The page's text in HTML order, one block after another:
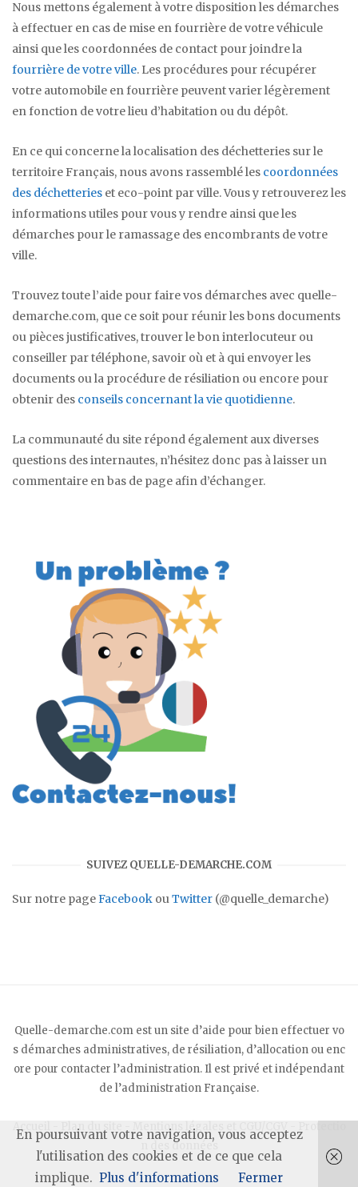
Nous mettons également à votre disposition les démarches
à effectuer en cas de mise en fourrière de votre véhicule
ainsi que les coordonnées de contact pour joindre la
fourrière de votre ville. Les procédures pour récupérer
votre automobile en fourrière peuvent varier légèrement
en fonction de votre lieu d’habitation ou du dépôt.
En ce qui concerne la localisation des déchetteries sur le
territoire Français, nous avons rassemblé les coordonnées
des déchetteries et eco-point par ville. Vous y retrouverez les
informations utiles pour vous y rendre ainsi que les
démarches pour le ramassage des encombrants de votre
ville.
Trouvez toute l’aide pour faire vos démarches avec quelle-
demarche.com, que ce soit pour réunir les bons documents
ou pièces justificatives, trouver le bon interlocuteur ou
conseiller par téléphone, savoir où et à qui envoyer les
documents ou la procédure de résiliation ou encore pour
obtenir des conseils concernant la vie quotidienne.
La communauté du site répond également aux diverses
questions des internautes, n’hésitez donc pas à laisser un
commentaire en bas de page afin d’échanger.
SUIVEZ QUELLE-DEMARCHE.COM
Sur notre pageFacebook ouTwitter (@quelle_demarche)
Quelle-demarche.com est un site d’aide pour bien effectuer vo
s démarches administratives, de résiliation, d’allocation ou enc
ore pour contacter l’administration. Il est privé et indépendant
de l’administration Française.
Accueil Plan du site Mentions légales et CGU/CGV
n des données
En poursuivant votre navigation, vous acceptez
l'utilisation des cookies et de ce que cela
implique. Plus d'informations Fermer